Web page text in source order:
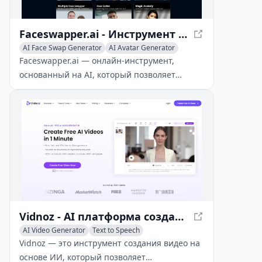
Faceswapper.ai - Инструмент AI для замены лиц на фотографиях и видео
AI Face Swap Generator AI Avatar Generator
Faceswapper.ai — онлайн-инструмент,
основанный на AI, который позволяет
пользователям заменять лица на
фотографиях и видео, менять одежду и
Vidnoz - AI платформа создания видео с аватарами
AI Video Generator
Text to Speech
AI Avatar Generator
Vidnoz — это инструмент создания видео на
основе ИИ, который позволяет